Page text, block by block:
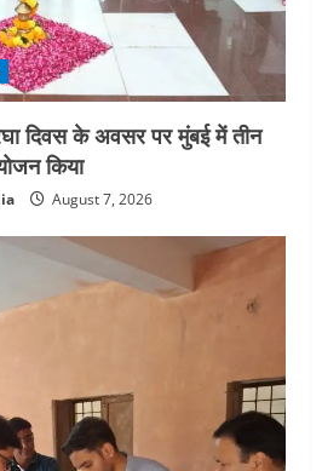
दिवस के अवसर पर मुंबई में तीन
किया
August 7, 2026